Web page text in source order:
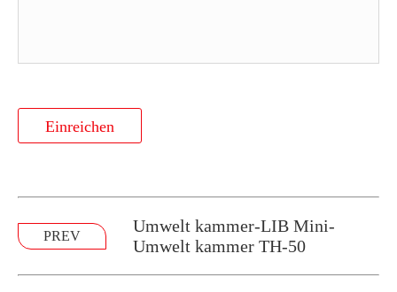
Einreichen
PREV
Umwelt kammer-LIB Mini-
Umwelt kammer TH-50